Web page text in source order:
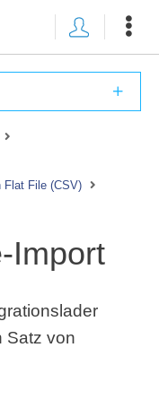
Flat File (CSV)
Import
Satz von